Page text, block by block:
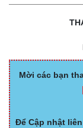
Mời các bạn
Để Cập nhật